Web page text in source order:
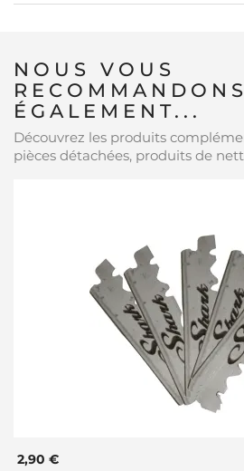
NOUS VOUS
RECOMMANDONS
ÉGALEMENT...
Découvrez les produits
pièces détachées, produits de
2,90 €